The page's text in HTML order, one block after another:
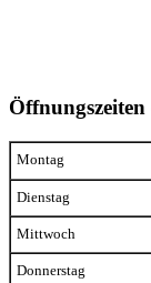
Montag
Dienstag
Mittwoch
Donnerstag